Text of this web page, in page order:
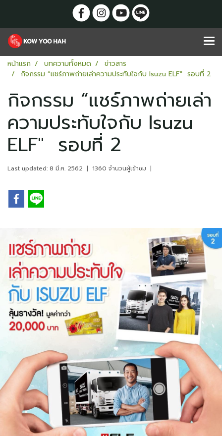
หน้าแรก บทความทั้งหมด
ข่าวสาร
กิจกรรม “แชร์ภาพถ่ายเล่าความประทับใจกับ Isuzu ELF" รอบที่ 2
กิจกรรม “แชร์ภาพถ่ายเล่า
ความประทับใจกับ Isuzu
ELF" รอบที่ 2
Last updated: 8 มี.ค. 2562 | 1360 จำนวนผู้เข้าชม |